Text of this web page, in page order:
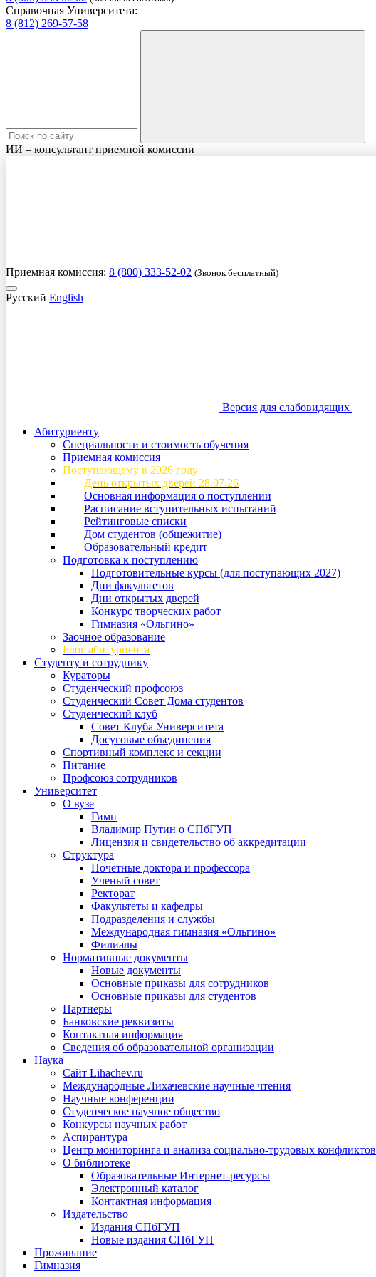
Справочная Университета:
8 (812) 269-57-58
ИИ – консультант приемной комиссии
Приемная комиссия: 8 (800) 333-52-02 (Звонок бесплатный)
Русский English
Версия для слабовидящих
Абитуриенту
Специальности и стоимость обучения
Приемная комиссия
Поступающему в 2026 году
День открытых дверей 28.07.26
Основная информация о поступлении
Расписание вступительных испытаний
Рейтинговые списки
Дом студентов (общежитие)
Образовательный кредит
Подготовка к поступлению
Подготовительные курсы (для поступающих 2027)
Дни факультетов
Дни открытых дверей
Конкурс творческих работ
Гимназия «Ольгино»
Заочное образование
Блог абитуриента
Студенту и сотруднику
Кураторы
Студенческий профсоюз
Студенческий Совет Дома студентов
Студенческий клуб
Совет Клуба Университета
Досуговые объединения
Спортивный комплекс и секции
Питание
Профсоюз сотрудников
Университет
О вузе
Гимн
Владимир Путин о СПбГУП
Лицензия и свидетельство об аккредитации
Структура
Почетные доктора и профессора
Ученый совет
Ректорат
Факультеты и кафедры
Подразделения и службы
Международная гимназия «Ольгино»
Филиалы
Нормативные документы
Новые документы
Основные приказы для сотрудников
Основные приказы для студентов
Партнеры
Банковские реквизиты
Контактная информация
Сведения об образовательной организации
Наука
Сайт Lihachev.ru
Международные Лихачевские научные чтения
Научные конференции
Студенческое научное общество
Конкурсы научных работ
Аспирантура
Центр мониторинга и анализа социально-трудовых конфликтов
О библиотеке
Образовательные Интернет-ресурсы
Электронный каталог
Контактная информация
Издательство
Издания СПбГУП
Новые издания СПбГУП
Проживание
Гимназия